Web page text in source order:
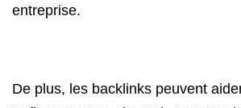
entreprise.
De plus, les backlinks peuvent